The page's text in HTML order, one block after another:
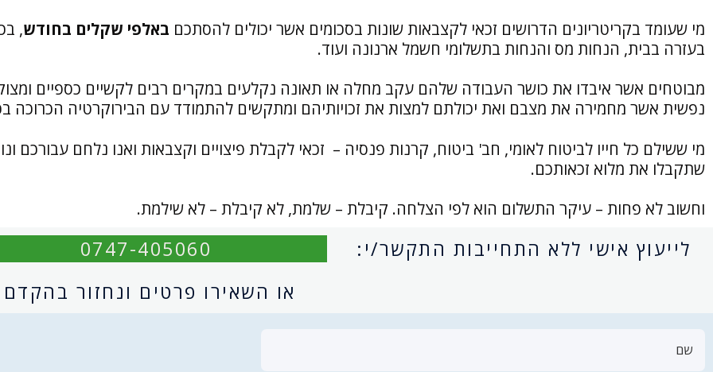
מי שעומד בקריטריונים הדרושים זכאי לקצבאות שונות בסכומים אשר יכולים להסתכם באלפי שקלים בחודש,
בעזרה בבית, הנחות מס והנחות בתשלומי חשמל ארנונה ועוד.
מבוטחים אשר איבדו את כושר העבודה שלהם עקב מחלה או תאונה נקלעים במקרים רבים לקשיים כספיים
נפשית אשר מחמירה את מצבם ואת יכולתם למצות את זכויותיהם ומתקשים להתמודד עם הבירוקרטיה הכרוכה
מי ששילם כל חייו לביטוח לאומי, חב' ביטוח, קרנות פנסיה – זכאי לקבלת פיצויים וקצבאות ואנו נלחם עבורכם
שתקבלו את מלוא זכאותכם.
וחשוב לא פחות – עיקר התשלום הוא לפי הצלחה. קיבלת – שלמת, לא קיבלת – לא שילמת.
לייעוץ אישי ללא התחייבות התקשר/י:
0747-405060
או השאירו פרטים ונחזור